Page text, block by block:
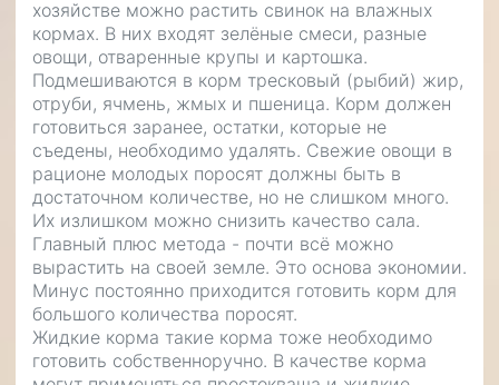
хозяйстве можно растить свинок на влажных
кормах. В них входят зелёные смеси, разные
овощи, отваренные крупы и картошка.
Подмешиваются в корм тресковый (рыбий) жир,
отруби, ячмень, жмых и пшеница. Корм должен
готовиться заранее, остатки, которые не
съедены, необходимо удалять. Свежие овощи в
рационе молодых поросят должны быть в
достаточном количестве, но не слишком много.
Их излишком можно снизить качество сала.
Главный плюс метода - почти всё можно
вырастить на своей земле. Это основа экономии.
Минус постоянно приходится готовить корм для
большого количества поросят.
Жидкие корма такие корма тоже необходимо
готовить собственноручно. В качестве корма